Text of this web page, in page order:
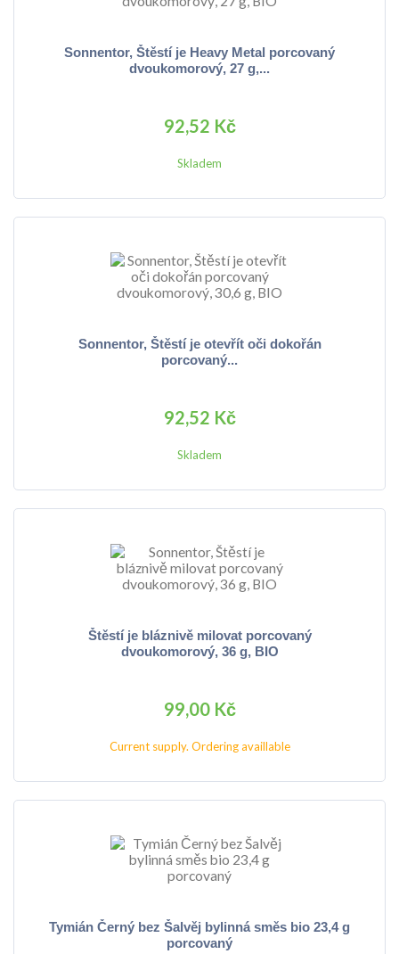
Sonnentor, Štěstí je Heavy Metal porcovaný
dvoukomorový, 27 g,...
92,52 Kč
Skladem
Sonnentor, Štěstí je otevřít oči dokořán
porcovaný...
92,52 Kč
Skladem
Štěstí je bláznivě milovat porcovaný
dvoukomorový, 36 g, BIO
99,00 Kč
Current supply. Ordering availlable
Tymián Černý bez Šalvěj bylinná směs bio 23,4 g
porcovaný